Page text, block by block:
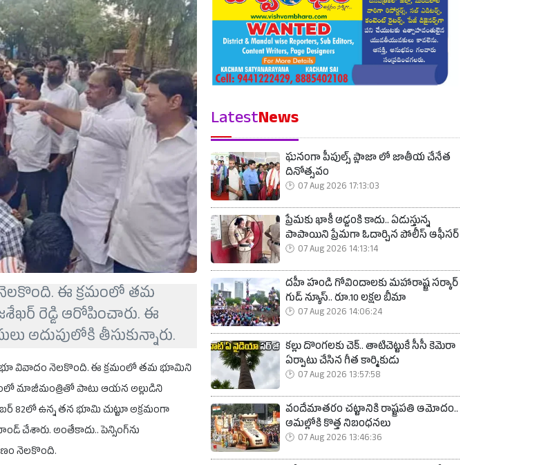
నెలకొంది. ఈ క్రమంలో తమ
రెడ్డి ఆరోపించారు. ఈ
అదుపులోకి తీసుకున్నారు.
భూ వివాదం నెలకొంది. ఈ క్రమంలో తమ భూమిని
మాజీమంత్రితో పాటు ఆయన అల్లుడిని
82లో ఉన్న తన భూమి చుట్టూ అక్రమంగా
చేశారు. అంతేకాదు.. పెన్సింగ్‌ను
నెలకొంది.
LatestNews
ఘనంగా పీపుల్స్ ప్లాజా లో జాతీయ చేనేత
దినోత్సవం
07 Aug 2026 17:13:03
ప్రేమకు ఖాకీ అడ్డంకి కాదు.. ఏడుస్తున్న
పాపాయిని ప్రేమగా ఓదార్చిన పోలీస్ ఆఫీసర్
07 Aug 2026 14:13:14
దహీ హండి గోవిందాలకు మహారాష్ట్ర సర్కార్
గుడ్ న్యూస్.. రూ.10 లక్షల బీమా
07 Aug 2026 14:06:24
కల్లు దొంగలకు చెక్.. తాటిచెట్టుకే సీసీ కెమెరా
ఏర్పాటు చేసిన గీత కార్మికుడు
07 Aug 2026 13:57:58
వందేమాతరం చట్టానికి రాష్ట్రపతి ఆమోదం..
అమల్లోకి కొత్త నిబంధనలు
07 Aug 2026 13:46:36